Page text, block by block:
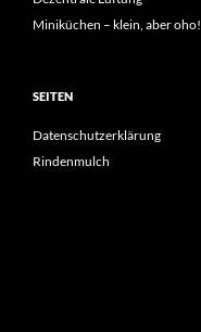
Miniküchen – klein, aber oho!
SEITEN
Datenschutzerklärung
Rindenmulch